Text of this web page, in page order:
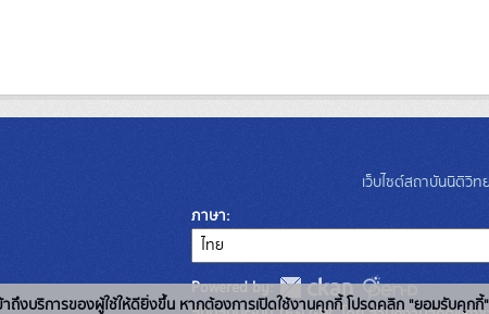
เว็บไซต์สถาบันนิติวิ
ภาษา
Powered by:
ถึงบริการของผู้ใช้ให้ดียิ่งขึ้น หากต้องการเปิดใช้งานคุกกี้ โปรดคลิก "ยอมรับคุกกี้"